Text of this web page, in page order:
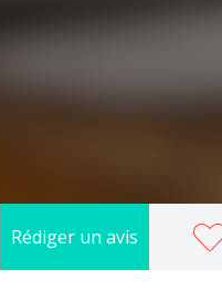
Rédiger un avis